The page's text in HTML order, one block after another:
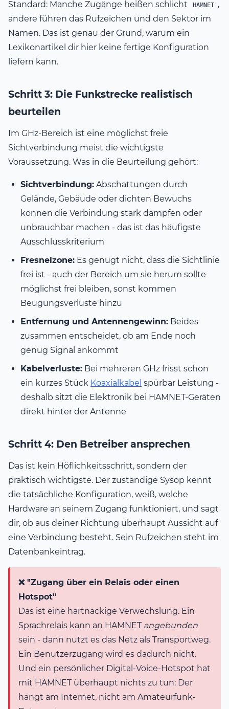
Standard: Manche Zugänge heißen schlicht
HAMNET ,
andere führen das Rufzeichen und den Sektor im
Namen. Das ist genau der Grund, warum ein
Lexikonartikel dir hier keine fertige Konfiguration
liefern kann.
Schritt 3: Die Funkstrecke realistisch
beurteilen
Im GHz-Bereich ist eine möglichst freie
Sichtverbindung meist die wichtigste
Voraussetzung. Was in die Beurteilung gehört:
Sichtverbindung: Abschattungen durch
Gelände, Gebäude oder dichten Bewuchs
können die Verbindung stark dämpfen oder
unbrauchbar machen - das ist das häufigste
Ausschlusskriterium
Fresnelzone: Es genügt nicht, dass die Sichtlinie
frei ist - auch der Bereich um sie herum sollte
möglichst frei bleiben, sonst kommen
Beugungsverluste hinzu
Entfernung und Antennengewinn: Beides
zusammen entscheidet, ob am Ende noch
genug Signal ankommt
Kabelverluste: Bei mehreren GHz frisst schon
ein kurzes Stück Koaxialkabel spürbar Leistung -
deshalb sitzt die Elektronik bei HAMNET-Geräten
direkt hinter der Antenne
Schritt 4: Den Betreiber ansprechen
Das ist kein Höflichkeitsschritt, sondern der
praktisch wichtigste. Der zuständige Sysop kennt
die tatsächliche Konfiguration, weiß, welche
Hardware an seinem Zugang funktioniert, und sagt
dir, ob aus deiner Richtung überhaupt Aussicht auf
eine Verbindung besteht. Sein Rufzeichen steht im
Datenbankeintrag.
❌ "Zugang über ein Relais oder einen
Hotspot"
Das ist eine hartnäckige Verwechslung. Ein
Sprachrelais kann an HAMNET angebunden
sein - dann nutzt es das Netz als Transportweg.
Ein Benutzerzugang wird es dadurch nicht.
Und ein persönlicher Digital-Voice-Hotspot hat
mit HAMNET überhaupt nichts zu tun: Der
hängt am Internet, nicht am Amateurfunk-